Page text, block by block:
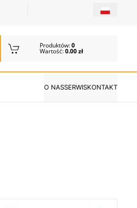
Produktów:0
Wartość:0.00 zł
O NASSERWISKONTAKT